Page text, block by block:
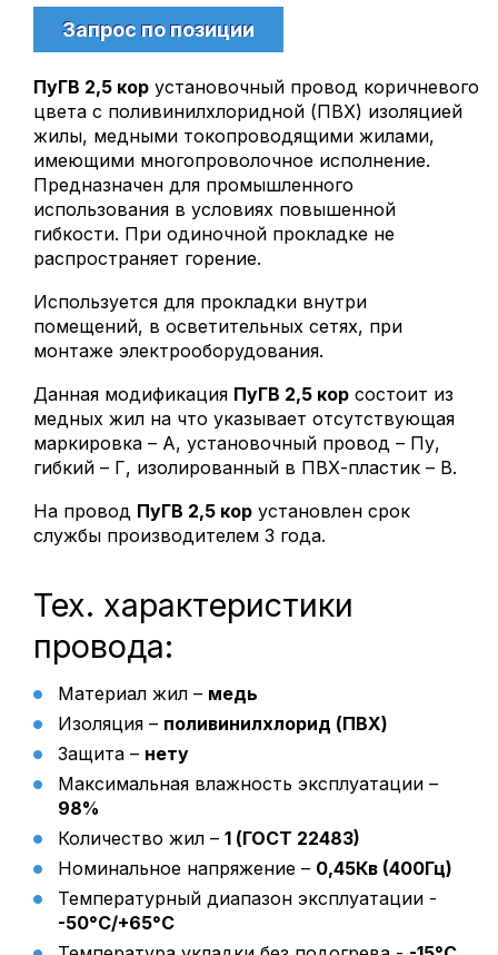
МКЭШ
ЦАСБл
ParLan 5e F/UTR Cat 5e
ParLan 5e U/UTP
АСБл
Провод
ПАВ
ПВС
ПНСВ
ПуВ
ПуГВ
ШВВП
Дополнительно
Аксессуары и прочие товары
Главная
О компании
Наша жизнь
Склад
Партнеры
Сертификаты
Отзывы
Файлы
Вакансии
Контакты
Запрос по позиции
ПуГВ 2,5 кор установочный провод коричневого
цвета с поливинилхлоридной (ПВХ) изоляцией
жилы, медными токопроводящими жилами,
имеющими многопроволочное исполнение.
Предназначен для промышленного
использования в условиях повышенной
гибкости. При одиночной прокладке не
распространяет горение.
Используется для прокладки внутри
помещений, в осветительных сетях, при
монтаже электрооборудования.
Данная модификация ПуГВ 2,5 кор состоит из
медных жил на что указывает отсутствующая
маркировка – А, установочный провод – Пу,
гибкий – Г, изолированный в ПВХ-пластик – В.
На провод ПуГВ 2,5 кор установлен срок
службы производителем 3 года.
Тех. характеристики
провода:
Материал жил – медь
Изоляция – поливинилхлорид (ПВХ)
Защита – нету
Максимальная влажность эксплуатации –
98%
Количество жил – 1 (ГОСТ 22483)
Номинальное напряжение – 0,45Кв (400Гц)
Температурный диапазон эксплуатации -
-50°С/+65°С